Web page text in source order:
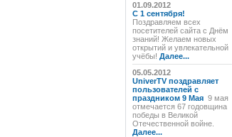
01.09.2012
C 1 сентября!
Поздравляем всех
посетителей сайта с Днём
знаний! Желаем новых
открытий и увлекательной
учёбы! Далее...
05.05.2012
UniverTV поздравляет
пользователей с
праздником 9 Мая 9 мая
отмечается 67 годовщина
победы в Великой
Отечественной войне.
Далее...